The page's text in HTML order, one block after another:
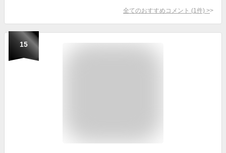
全てのおすすめコメント (1 件) >
15